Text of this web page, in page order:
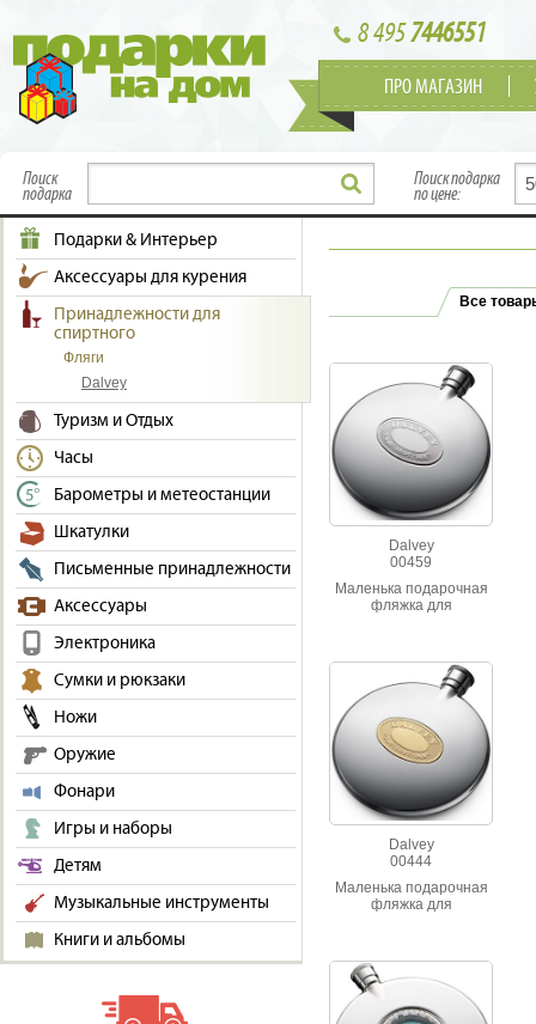
8 4957446551
ПРО МАГАЗИН
Поиск
подарка
Поиск подарка
по цене:
Подарки & Интерьер
Аксессуары для курения
Принадлежности для
спиртного
Фляги
Dalvey
Туризм и Отдых
Часы
Барометры и метеостанции
Шкатулки
Письменные принадлежности
Аксессуары
Электроника
Сумки и рюкзаки
Ножи
Оружие
Фонари
Игры и наборы
Детям
Музыкальные инструменты
Книги и альбомы
Все
Dalvey
00459
Маленька подарочная
фляжка для
Dalvey
00444
Маленька подарочная
фляжка для